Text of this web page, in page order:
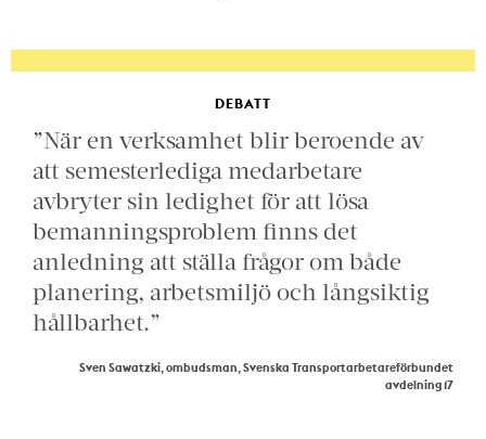
DEBATT
”När en verksamhet blir beroende av
att semesterlediga medarbetare
avbryter sin ledighet för att lösa
bemanningsproblem finns det
anledning att ställa frågor om både
planering, arbetsmiljö och långsiktig
hållbarhet.”
Sven Sawatzki, ombudsman, Svenska Transportarbetareförbundet
avdelning 17